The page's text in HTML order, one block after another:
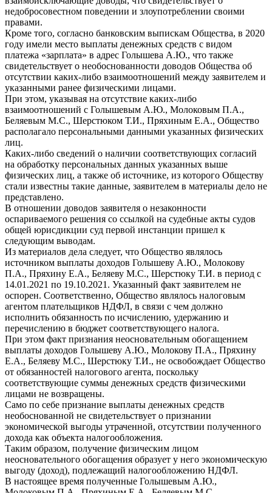
недобросовестном поведении и злоупотреблении своими
правами.
Кроме того, согласно банковским выпискам Общества, в 2020
году имели место выплаты денежных средств с видом
платежа «зарплата» в адрес Голышева А.Ю., что также
свидетельствует о необоснованности доводов Общества об
отсутствии каких-либо взаимоотношений между заявителем и
указанными ранее физическими лицами.
При этом, указывая на отсутствие каких-либо
взаимоотношений с Голышевым А.Ю., Молоковым П.А.,
Беляевым М.С., Шерстюком Т.И., Пряхиным Е.А., Общество
располагало персональными данными указанных физических
лиц.
Каких-либо сведений о наличии соответствующих согласий
на обработку персональных данных указанных выше
физических лиц, а также об источнике, из которого Обществу
стали известны такие данные, заявителем в материалы дело не
представлено.
В отношении доводов заявителя о незаконности
оспариваемого решения со ссылкой на судебные акты судов
общей юрисдикции суд первой инстанции пришел к
следующим выводам.
Из материалов дела следует, что Общество являлось
источником выплаты доходов Голышеву А.Ю., Молокову
П.А., Пряхину Е.А., Беляеву М.С., Шерстюку Т.И. в период с
14.01.2021 по 19.10.2021. Указанный факт заявителем не
оспорен. Соответственно, Общество являлось налоговым
агентом плательщиков НДФЛ, в связи с чем должно
исполнить обязанность по исчислению, удержанию и
перечислению в бюджет соответствующего налога.
При этом факт признания неосновательным обогащением
выплаты доходов Голышеву А.Ю., Молокову П.А., Пряхину
Е.А., Беляеву М.С., Шерстюку Т.И., не освобождает Общество
от обязанностей налогового агента, поскольку
соответствующие суммы денежных средств физическими
лицами не возвращены.
Само по себе признание выплаты денежных средств
необоснованной не свидетельствует о признании
экономической выгоды утраченной, отсутствии полученного
дохода как объекта налогообложения.
Таким образом, получение физическим лицом
неосновательного обогащения образует у него экономическую
выгоду (доход), подлежащий налогообложению НДФЛ.
В настоящее время полученные Голышевым А.Ю.,